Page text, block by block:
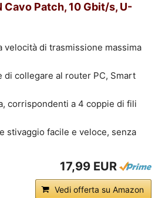
Cavo Patch, 10 Gbit/s, U-
velocità di trasmissione massima
collegare al router PC, Smart
corrispondenti a 4 coppie di fili
stivaggio facile e veloce, senza
17,99 EUR
Vedi offerta su Amazon